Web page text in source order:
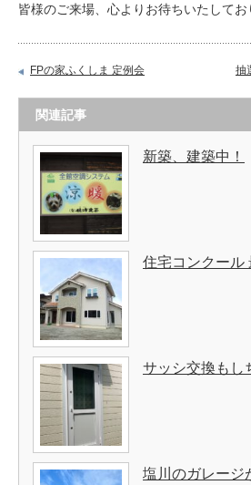
皆様のご来場、心よりお待ちいたしてお
FPの家ふくしま 定例会 抽
関連記事
新築、建築中！
住宅コンクール
サッシ交換もし
塩川のガレージ